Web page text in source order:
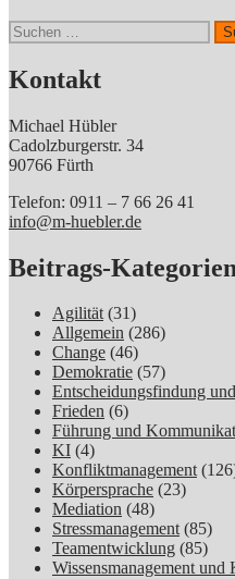
Suchen
nach:
Kontakt
Michael Hübler
Cadolzburgerstr. 34
90766 Fürth
Telefon: 0911 – 7 66 26 41
info@m-huebler.de
Beitrags-Kategorien
Agilität(31)
Allgemein (286)
Change (46)
Demokratie (57)
Entscheidungsfindung
Frieden (6)
Führung und
KI (4)
Konfliktmanagement
Körpersprache (23)
Mediation (48)
Stressmanagement(85)
Teamentwicklung (85)
Wissensmanagement und